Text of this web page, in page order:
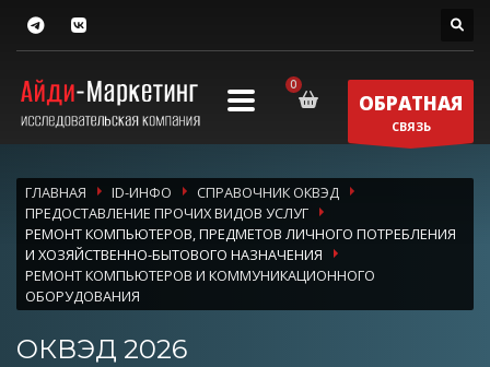
ОБРАТНАЯ
СВЯЗЬ
ГЛАВНАЯ ID-ИНФО
СПРАВОЧНИК ОКВЭД
ПРЕДОСТАВЛЕНИЕ ПРОЧИХ ВИДОВ УСЛУГ
РЕМОНТ КОМПЬЮТЕРОВ, ПРЕДМЕТОВ ЛИЧНОГО ПОТРЕБЛЕНИЯ
И ХОЗЯЙСТВЕННО-БЫТОВОГО НАЗНАЧЕНИЯ
РЕМОНТ КОМПЬЮТЕРОВ И КОММУНИКАЦИОННОГО
ОБОРУДОВАНИЯ
ОКВЭД 2026